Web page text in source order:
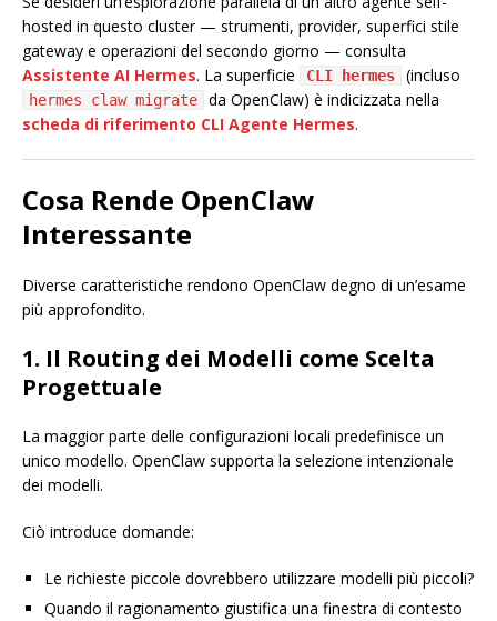
hosted in questo cluster — strumenti, provider, superfici stile
gateway e operazioni del secondo giorno — consulta
Assistente AI Hermes. La superficie CLI hermes (incluso
hermes claw migrate
da OpenClaw) è indicizzata nella
scheda di riferimento CLI Agente Hermes.
Cosa Rende OpenClaw
Interessante
Diverse caratteristiche rendono OpenClaw degno di un’esame
più approfondito.
1. Il Routing dei Modelli come Scelta
Progettuale
La maggior parte delle configurazioni locali predefinisce un
unico modello. OpenClaw supporta la selezione intenzionale
dei modelli.
Ciò introduce domande:
Le richieste piccole dovrebbero utilizzare modelli più piccoli?
Quando il ragionamento giustifica una finestra di contesto